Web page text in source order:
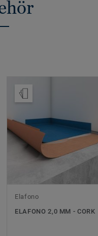
Elafono
ELAFONO 2,0 MM - CORK